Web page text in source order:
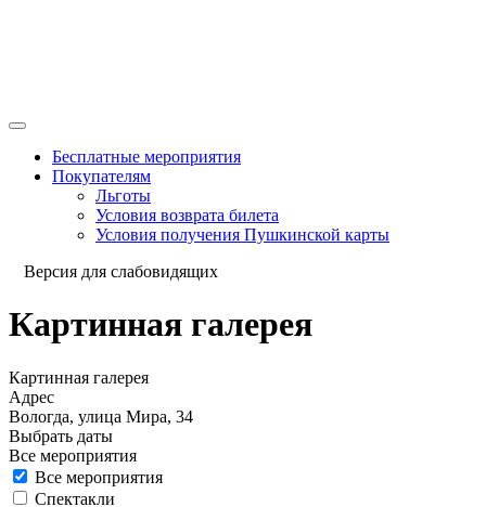
Бесплатные мероприятия
Покупателям
Льготы
Условия возврата билета
Условия получения Пушкинской карты
Версия для слабовидящих
Картинная галерея
Картинная галерея
Адрес
Вологда, улица Мира, 34
Выбрать даты
Все мероприятия
Все мероприятия
Спектакли